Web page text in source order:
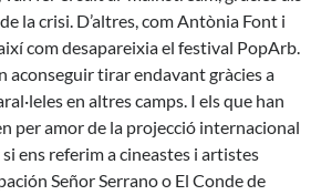
la crisi. D’altres, com Antònia Font i
com desapareixia el festival PopArb.
aconseguir tirar endavant gràcies a
en altres camps. I els que han
per amor de la projecció internacional
ens referim a cineastes i artistes
Señor Serrano o El Conde de